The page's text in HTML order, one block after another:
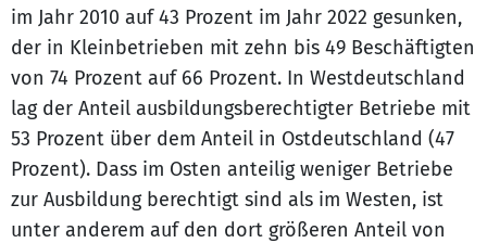
im Jahr 2010 auf 43 Prozent im Jahr 2022 gesunken,
der in Kleinbetrieben mit zehn bis 49 Beschäftigten
von 74 Prozent auf 66 Prozent. In Westdeutschland
lag der Anteil ausbildungsberechtigter Betriebe mit
53 Prozent über dem Anteil in Ostdeutschland (47
Prozent). Dass im Osten anteilig weniger Betriebe
zur Ausbildung berechtigt sind als im Westen, ist
unter anderem auf den dort größeren Anteil von